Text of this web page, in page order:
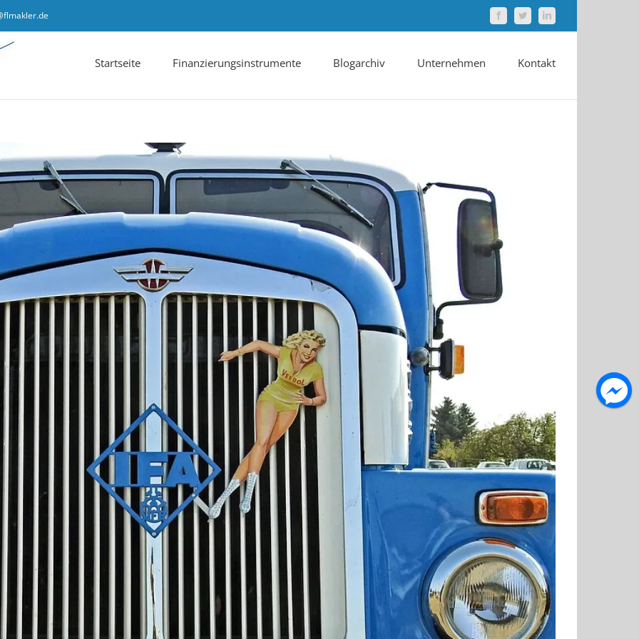
FacebookTwitterLinkedIn
Startseite Finanzierungsinstrumente Blogarchiv Unternehmen Kontakt